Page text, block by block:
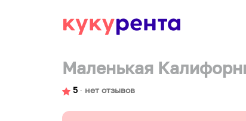
Маленькая
5 ∙ нет отзывов